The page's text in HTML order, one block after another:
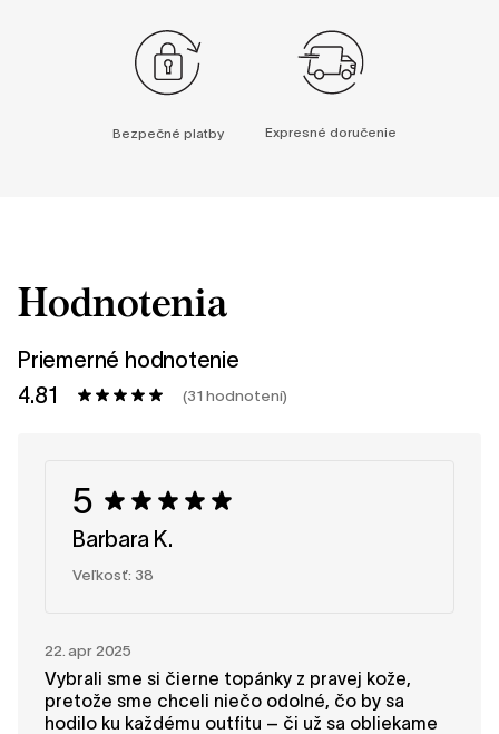
Bezpečné platby Expresné doručenie
Hodnotenia
Priemerné hodnotenie
4.81
(31 hodnotení)
5
Barbara K.
Veľkosť: 38
22. apr 2025
Vybrali sme si čierne topánky z pravej kože,
pretože sme chceli niečo odolné, čo by sa
hodilo ku každému outfitu – či už sa obliekame